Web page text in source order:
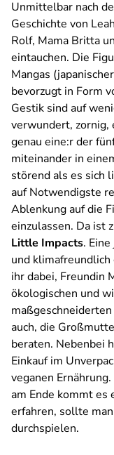
Unmittelbar nach
Geschichte von
Rolf, Mama Britta
eintauchen. Die
Mangas
bevorzugt in Form
Gestik sind auf
verwundert, zornig,
genau eine:r der
miteinander in
störend als es sich
auf Notwendigste
Ablenkung auf die
einzulassen. Da ist
Little Impacts.
und
ihr dabei, Freundin
ökologischen und
auch, die
beraten. Nebenbei
Einkauf im
veganen
am Ende kommt es
erfahren, sollte man
durchspielen.